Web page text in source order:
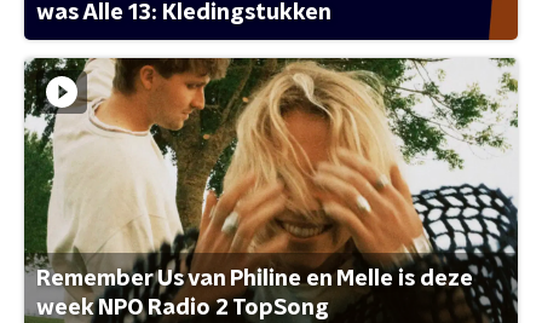
was Alle 13: Kledingstukken
Remember Us van Philine en Melle is deze
week NPO Radio 2 TopSong